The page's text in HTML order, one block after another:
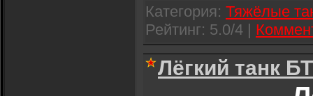
Категория: Тяжёлые
Рейтинг: 5.0/4 |
Лёгкий танк